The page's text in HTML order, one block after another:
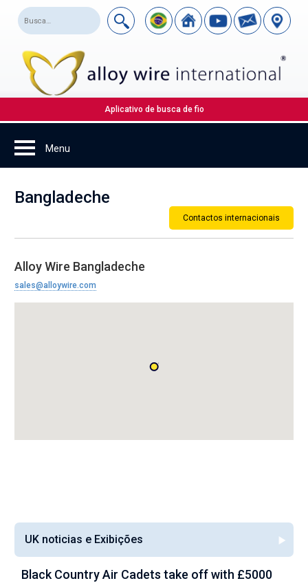
Aplicativo de busca de fio
Bangladeche
Contactos internacionais
Alloy Wire Bangladeche
sales@alloywire.com
UK noticias e Exibições
Black Country Air Cadets take off with £5000